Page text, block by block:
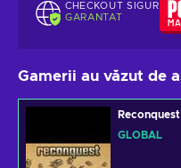
CHECKOUT SIGUR
GARANTAT
Gamerii au văzut de
GLOBAL